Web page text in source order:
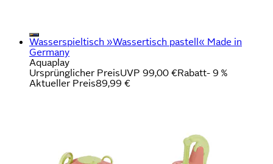
Wasserspieltisch »Wassertisch pastell« Made in
Germany
Aquaplay
Ursprünglicher PreisUVP 99,00 €Rabatt- 9 %
Aktueller Preis89,99 €